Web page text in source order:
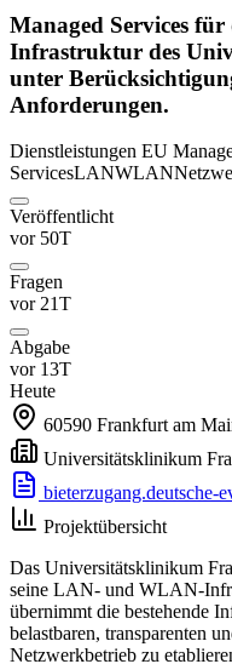
Managed Services
Infrastruktur des
unter
Anforderungen.
Dienstleistungen EU
ServicesLANWLAN
Veröffentlicht
vor 50T
Fragen
vor 21T
Abgabe
vor 13T
Heute
60590 Frankfurt am
Universitätsklinikum
bieterzugang.deutsche-
Projektübersicht
Das Universitätsklinikum
seine LAN- und WLAN-
übernimmt die bestehende
belastbaren, transparenten
Netzwerkbetrieb zu